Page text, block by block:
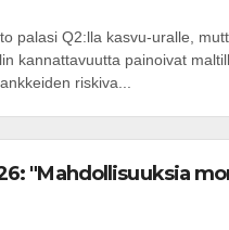
palasi Q2:lla kasvu-uralle,
kannattavuutta painoivat
riskiva...
"Mahdollisuuksia